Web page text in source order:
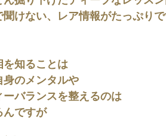
聞けない、レア情報がたっぷりで
を知ることは
身のメンタルや
ーバランスを整えるのは
んですが